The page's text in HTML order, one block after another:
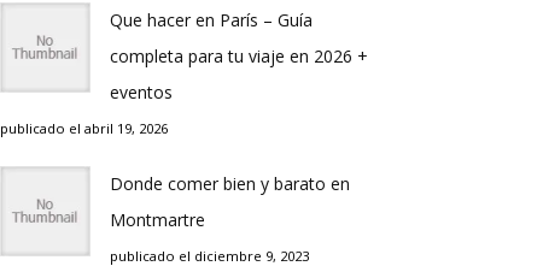
Que hacer en Parí­s – Guí­a
completa para tu viaje en 2026 +
eventos
publicado el abril 19, 2026
Donde comer bien y barato en
Montmartre
publicado el diciembre 9, 2023